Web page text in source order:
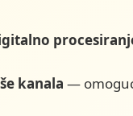
kanala —